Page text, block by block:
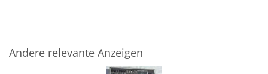
Andere relevante Anzeigen